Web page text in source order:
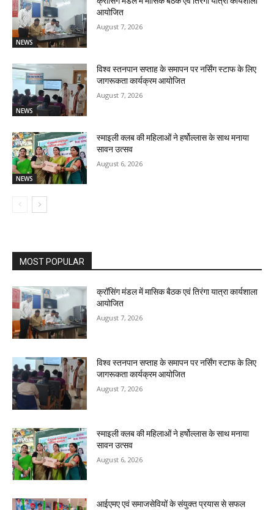
NEWS
आयोजित
August 7, 2026
NEWS
विश्व स्तनपान सप्ताह के समापन पर नर्सिंग स्टाफ के लिए
जागरूकता कार्यक्रम आयोजित
August 7, 2026
NEWS
स्माइली क्लब की महिलाओं ने हर्षोल्लास के साथ मनाया
सावन उत्सव
August 6, 2026
MOST POPULAR
क्रॉसिंग मंडल में मासिक बैठक एवं तिरंगा यात्रा कार्यशाला
आयोजित
August 7, 2026
विश्व स्तनपान सप्ताह के समापन पर नर्सिंग स्टाफ के लिए
जागरूकता कार्यक्रम आयोजित
August 7, 2026
स्माइली क्लब की महिलाओं ने हर्षोल्लास के साथ मनाया
सावन उत्सव
August 6, 2026
आईएमए एवं समाजसेवियों के संयुक्त प्रयास से सफल